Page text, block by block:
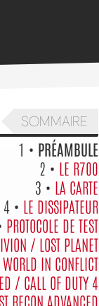
SOMMAIRE
1 • PRÉAMBULE
2 • LE R700
3 • LA CARTE
4 • LE DISSIPATEUR
PROTOCOLE DE TEST
/ LOST PLANET
IN CONFLICT
/ CALL OF DUTY 4
RECON ADVANCED